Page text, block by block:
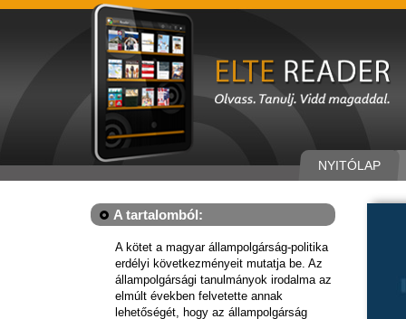
NYITÓLAP
A tartalomból:
A kötet a magyar állampolgárság-politika
erdélyi következményeit mutatja be. Az
állampolgársági tanulmányok irodalma az
elmúlt években felvetette annak
lehetőségét, hogy az állampolgárság